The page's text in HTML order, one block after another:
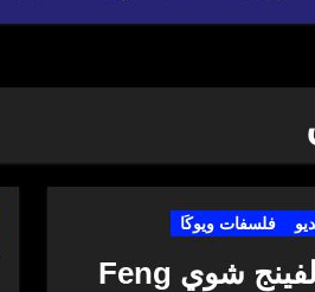
فلسفات ويوكَا
الفنغ شوي او الفينج شوي Feng